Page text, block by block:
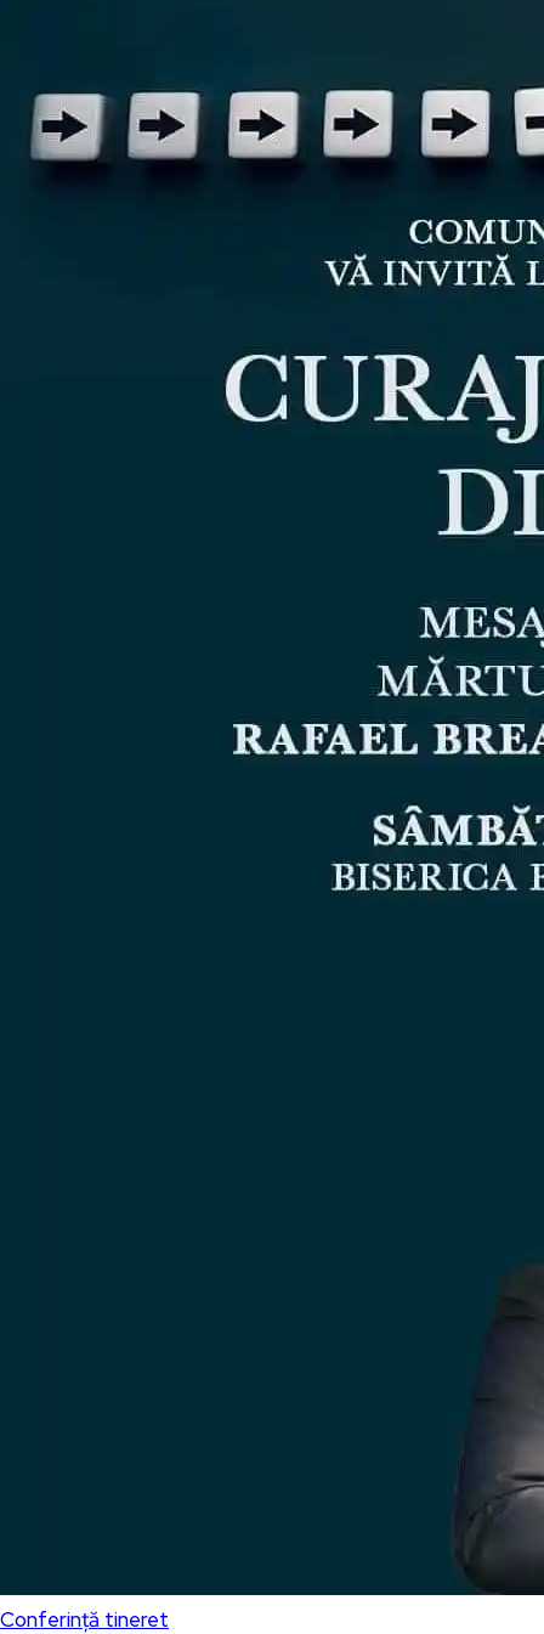
Conferință tineret